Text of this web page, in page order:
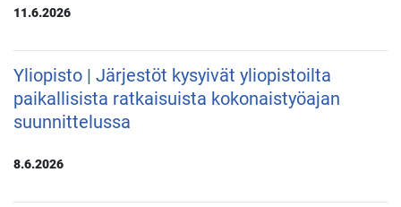
11.6.2026
Yliopisto | Järjestöt kysyivät yliopistoilta
paikallisista ratkaisuista kokonaistyöajan
suunnittelussa
8.6.2026